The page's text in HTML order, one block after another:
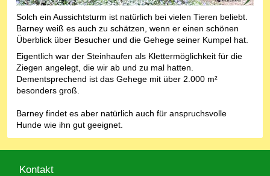
Solch ein Aussichtsturm ist natürlich bei vielen Tieren beliebt.
Barney weiß es auch zu schätzen, wenn er einen schönen
Überblick über Besucher und die Gehege seiner Kumpel hat.
Eigentlich war der Steinhaufen als Klettermöglichkeit für die
Ziegen angelegt, die wir ab und zu mal hatten.
Dementsprechend ist das Gehege mit über 2.000 m²
besonders groß.
Barney findet es aber natürlich auch für anspruchsvolle
Hunde wie ihn gut geeignet.
Kontakt